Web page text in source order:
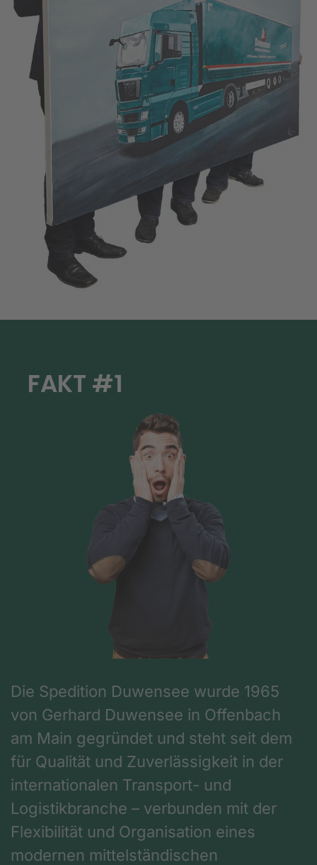
FAKT #1
Die Spedition Duwensee wurde 1965
von Gerhard Duwensee in Offenbach
am Main gegründet und steht seit dem
für Qualität und Zuverlässigkeit in der
internationalen Transport- und
Logistikbranche – verbunden mit der
Flexibilität und Organisation eines
modernen mittelständischen